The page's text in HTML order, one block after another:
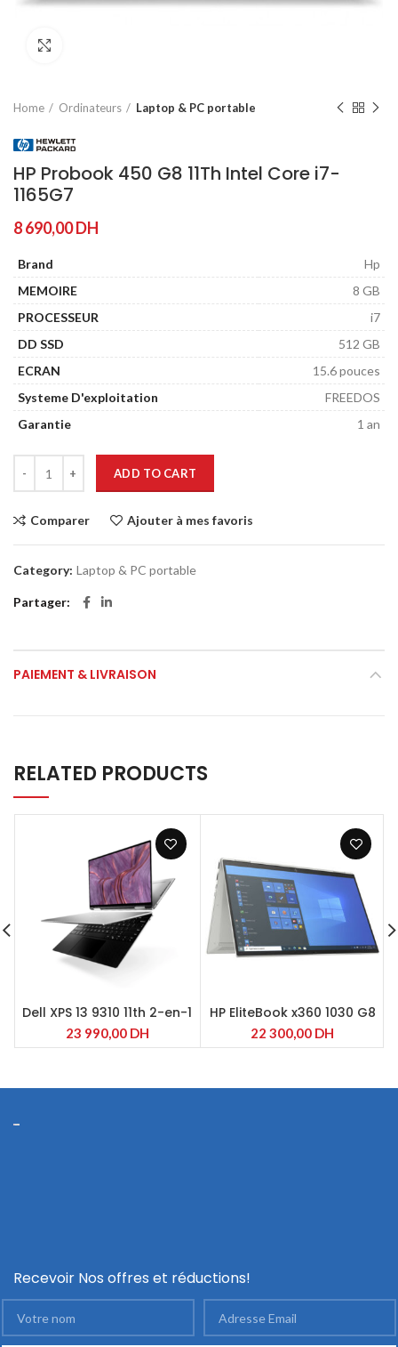
Home Ordinateurs Laptop & PC portable
HP Probook 450 G8 11Th Intel Core i7-
1165G7
8 690,00DH
Brand
Hp
MEMOIRE
8 GB
PROCESSEUR
i7
DD SSD
512 GB
ECRAN
15.6 pouces
Systeme D'exploitation
FREEDOS
Garantie
1 an
ADD TO CART
Comparer Ajouter à mes favoris
Category: Laptop & PC portable
Partager
PAIEMENT & LIVRAISON
RELATED PRODUCTS
Dell XPS 13 9310 11th 2-en-1
23 990,00 DH
HP EliteBook x360 1030 G8
11th, Intel® Core ™ i7-
1165G7
22 300,00 DH
Recevoir Nos offres et réductions!